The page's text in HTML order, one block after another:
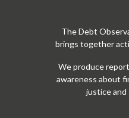
The Debt
brings together
We produce
awareness about
justice and